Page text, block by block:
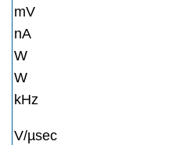
mV
nA
W
W
kHz
V/µsec